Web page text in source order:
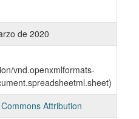
de 2020
vnd.openxmlformats-
Attribution